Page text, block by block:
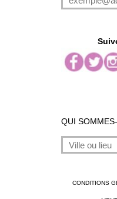
QUI
CONDITIONS